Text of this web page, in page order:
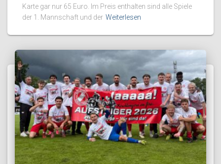
Karte gar nur 65 Euro. Im Preis enthalten sind alle Spiele
der 1. Mannschaft und der Weiterlesen